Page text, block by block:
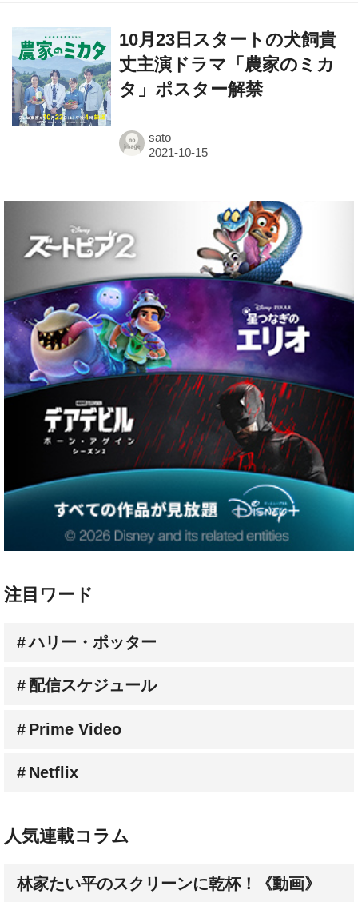
10月23日スタートの犬飼貴
丈主演ドラマ「農家のミカ
タ」ポスター解禁
sato
注目ワード
ハリー・ポッター
配信スケジュール
Prime Video
Netflix
人気連載コラム
林家たい平のスクリーンに乾杯！《動画》